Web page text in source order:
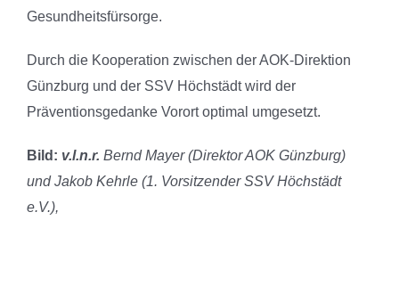
Gesundheitsfürsorge.
Durch die Kooperation zwischen der AOK-Direktion
Günzburg und der SSV Höchstädt wird der
Präventionsgedanke Vorort optimal umgesetzt.
Bild: v.l.n.r. Bernd Mayer (Direktor AOK Günzburg)
und Jakob Kehrle (1. Vorsitzender SSV Höchstädt
e.V.),